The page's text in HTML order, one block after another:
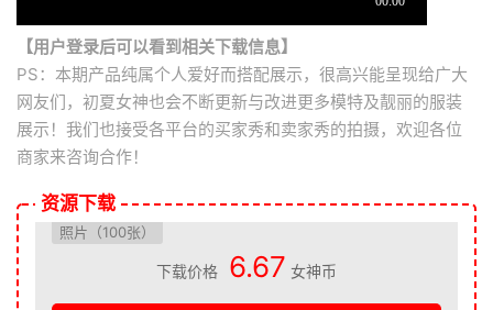
【用户登录后可以看到相关下载信息】
PS：本期产品纯属个人爱好而搭配展示，很高兴能呈现给广大
网友们，初夏女神也会不断更新与改进更多模特及靓丽的服装
展示！我们也接受各平台的买家秀和卖家秀的拍摄，欢迎各位
商家来咨询合作！
资源下载
照片（100张）
下载价格 6.67 女神币